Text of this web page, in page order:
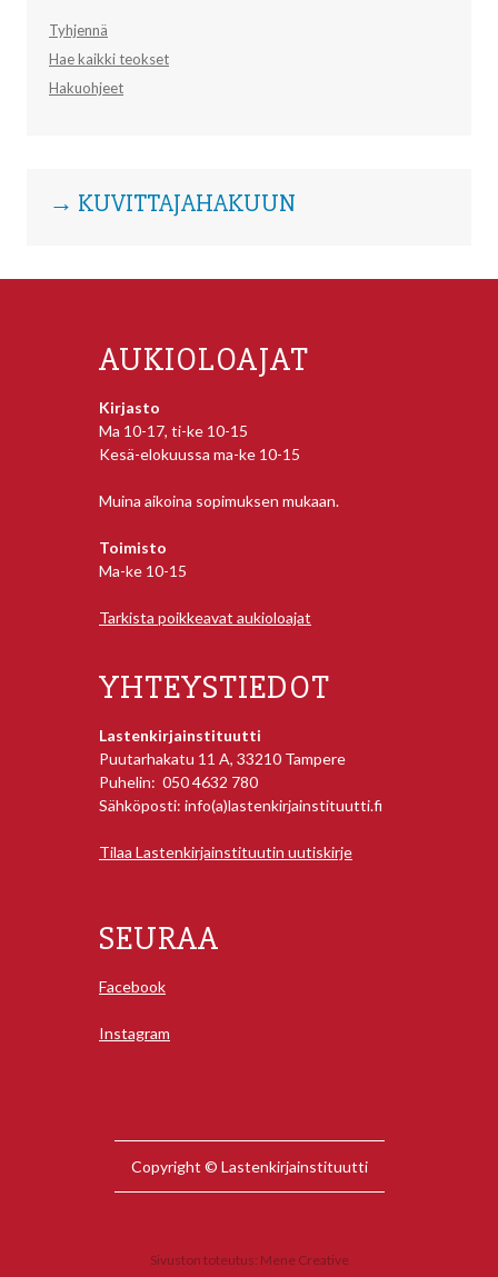
Tyhjennä
Hae kaikki teokset
Hakuohjeet
→ KUVITTAJAHAKUUN
AUKIOLOAJAT
Kirjasto
Ma 10-17, ti-ke 10-15
Kesä-elokuussa ma-ke 10-15
Muina aikoina sopimuksen mukaan.
Toimisto
Ma-ke 10-15
Tarkista poikkeavat aukioloajat
YHTEYSTIEDOT
Lastenkirjainstituutti
Puutarhakatu 11 A, 33210 Tampere
Puhelin: 050 4632 780
Sähköposti: info(a)lastenkirjainstituutti.fi
Tilaa Lastenkirjainstituutin uutiskirje
SEURAA
Facebook
Instagram
Copyright © Lastenkirjainstituutti
Sivuston toteutus: Mene Creative